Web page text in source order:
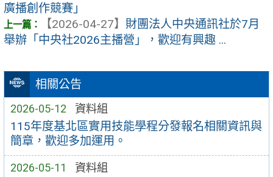
相關公告
2026-05-12 資料組
115年度基北區實用技能學程分發報名相關資訊與
簡章，歡迎多加運用。
2026-05-11 資料組
廣播創作競賽」
【2026-04-27】 財團法人中央通訊社於7月
舉辦「中央社2026主播營」，歡迎有興趣 ...